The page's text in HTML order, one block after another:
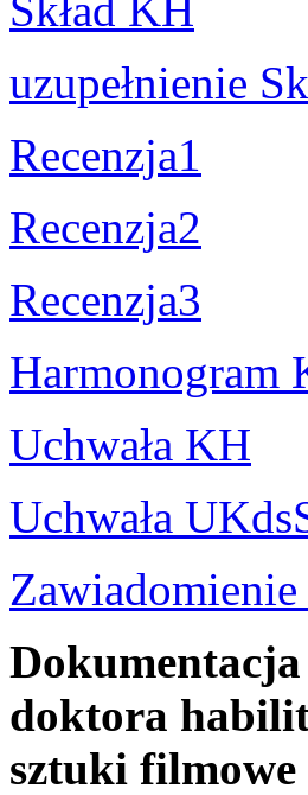
uzupełnienie
Recenzja1
Recenzja2
Recenzja3
Harmonogram
Uchwała KH
Uchwała
Zawiadomienie
doktora
sztuki